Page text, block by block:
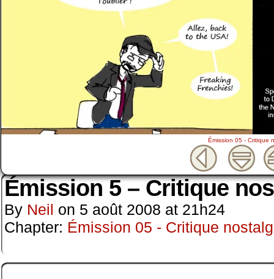
Émission 05 - Critique
Émission 5 – Critique
By Neil on 5 août 2008 at 21h24
Chapter: Émission 05 - Critique